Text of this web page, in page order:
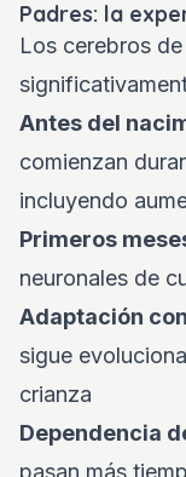
Padres: la
Los cerebros
Antes del
comienzan
incluyendo
Primeros
neuronales de
Adaptación
sigue
crianza
Dependencia
pasan más